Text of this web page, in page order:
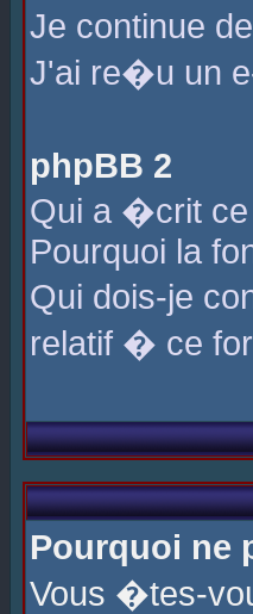
Je continue
J'ai re�u un
phpBB 2
Qui a �crit ce
Pourquoi la
Qui dois-je
relatif � ce
Pourquoi ne
Vous �tes-